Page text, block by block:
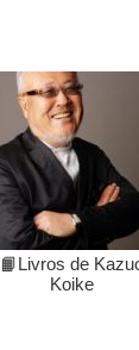
📙Livros de
Koike